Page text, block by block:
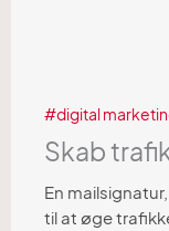
digital
Skab
En
til at øge